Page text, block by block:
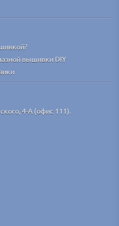
вышивки DIY
4-А (офис 111).